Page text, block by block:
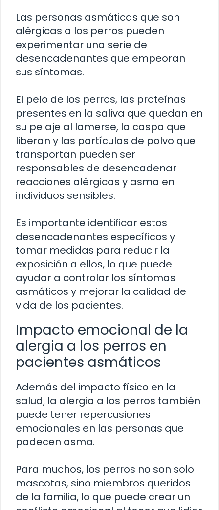
Las personas asmáticas que son
alérgicas a los perros pueden
experimentar una serie de
desencadenantes que empeoran
sus síntomas.
El pelo de los perros, las proteínas
presentes en la saliva que quedan en
su pelaje al lamerse, la caspa que
liberan y las partículas de polvo que
transportan pueden ser
responsables de desencadenar
reacciones alérgicas y asma en
individuos sensibles.
Es importante identificar estos
desencadenantes específicos y
tomar medidas para reducir la
exposición a ellos, lo que puede
ayudar a controlar los síntomas
asmáticos y mejorar la calidad de
vida de los pacientes.
Impacto emocional de la
alergia a los perros en
pacientes asmáticos
Además del impacto físico en la
salud, la alergia a los perros también
puede tener repercusiones
emocionales en las personas que
padecen asma.
Para muchos, los perros no son solo
mascotas, sino miembros queridos
de la familia, lo que puede crear un